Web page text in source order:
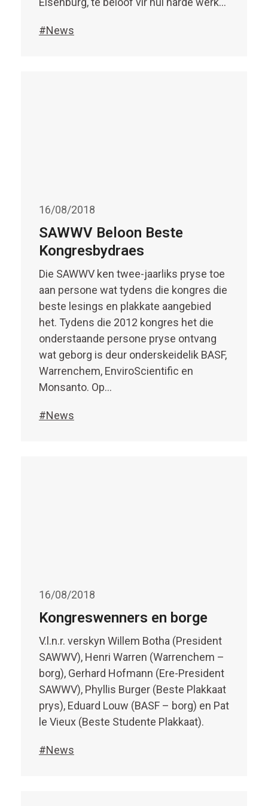
#News
16/08/2018
SAWWV Beloon Beste
Kongresbydraes
Die SAWWV ken twee-jaarliks pryse toe
aan persone wat tydens die kongres die
beste lesings en plakkate aangebied
het. Tydens die 2012 kongres het die
onderstaande persone pryse ontvang
wat geborg is deur onderskeidelik BASF,
Warrenchem, EnviroScientific en
Monsanto. Op…
#News
16/08/2018
Kongreswenners en borge
V.l.n.r. verskyn Willem Botha (President
SAWWV), Henri Warren (Warrenchem –
borg), Gerhard Hofmann (Ere-President
SAWWV), Phyllis Burger (Beste Plakkaat
prys), Eduard Louw (BASF – borg) en Pat
le Vieux (Beste Studente Plakkaat).
#News